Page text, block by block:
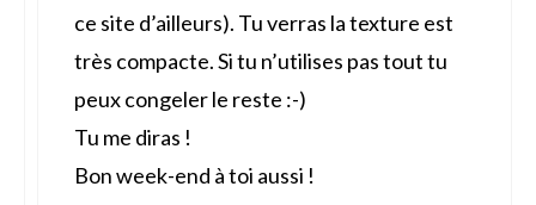
ce site d’ailleurs). Tu verras la texture est
très compacte. Si tu n’utilises pas tout tu
peux congeler le reste :-)
Tu me diras !
Bon week-end à toi aussi !